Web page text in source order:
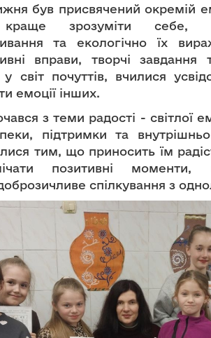
був присвячений окремій
зрозуміти себе,
та екологічно їх
вправи, творчі
світ почуттів, вчилися
емоції інших.
з теми радості - світлої
підтримки та
тим, що приносить їм
позитивні моменти,
спілкування з